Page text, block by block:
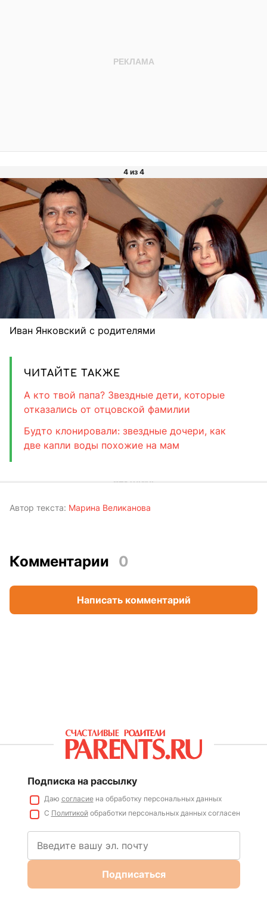
4 из 4
Иван Янковский с родителями
ЧИТАЙТЕ ТАКЖЕ
А кто твой папа? Звездные дети, которые
отказались от отцовской фамилии
Будто клонировали: звездные дочери, как
две капли воды похожие на мам
Автор текста: Марина Великанова
Комментарии 0
Написать комментарий
Подписка на рассылку
Даю согласиена обработку персональных данных
С Политикойобработки персональных данных согласен
Подписаться